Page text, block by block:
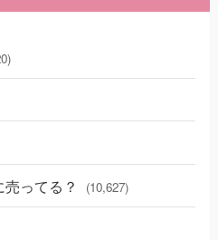
ってる？ (10,627)